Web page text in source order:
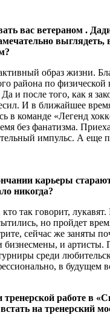
вас ветераном .
выглядеть,
образ жизни.
района по физической
Да и после того, как я
И в ближайшее
в команде «Легенд
без фанатизма.
импульс. А еще
карьеры
никогда?
так говорит,
но пройдет
сейчас же заняты
бизнесмены, и артисты.
среди
в будущем
работе в
на тренерский